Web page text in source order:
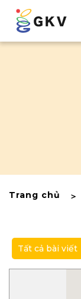
Trang chủ
Tất cả bài viết